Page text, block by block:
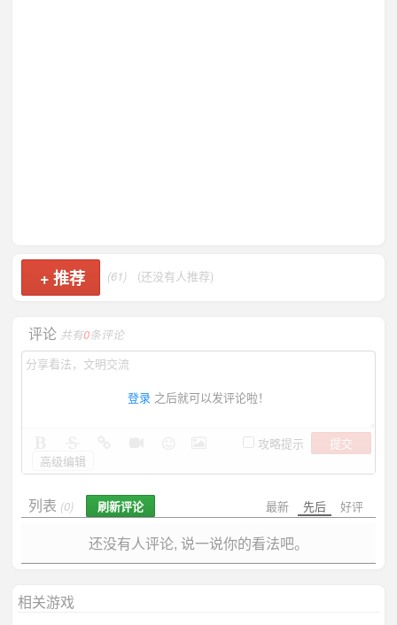
+推荐 (61) (还没有人推荐)
评论 共有0条评论
登录 之后就可以发评论啦！
攻略提示
提交
高级编辑
最新 先后 好评
列表 (0) 刷新评论
还没有人评论, 说一说你的看法吧。
相关游戏